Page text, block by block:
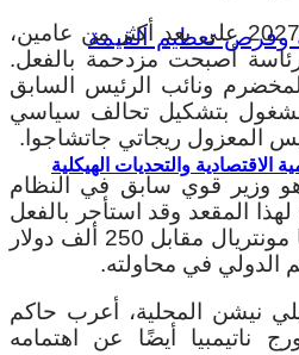
الاقتصادية والتحديات الهيكلية
وقد تكون انتخابات عام 2027 على بعد أكثر من عامين،
أصبحت مزدحمة بالفعل.
ونائب الرئيس السابق
مشغول بتشكيل تحالف سياسي
المعزول ريجاتي جاتشاجوا.
وزير قوي سابق في النظام
المقعد وقد استأجر بالفعل
شركة ضغط كندية مقرها مونتريال مقابل 250 ألف دولار
في محاولته.
نيشن المحلية، أعرب حاكم
ناتيمبيا أيضًا عن اهتمامه